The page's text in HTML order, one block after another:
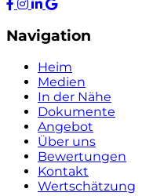
Navigation
Heim
Medien
In der Nähe
Dokumente
Angebot
Über uns
Bewertungen
Kontakt
Wertschätzung